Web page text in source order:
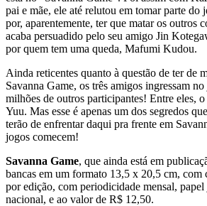
pai e mãe, ele até relutou em tomar parte do
por, aparentemente, ter que matar os outros
acaba persuadido pelo seu amigo Jin
por quem tem uma queda, Mafumi Kudou.
Ainda reticentes quanto à questão de ter de
Savanna Game, os três amigos ingressam
milhões de outros participantes! Entre eles,
Yuu. Mas esse é apenas um dos segredos
terão de enfrentar daqui pra frente em
jogos comecem!
Savanna Game, que ainda está em
bancas em um formato 13,5 x 20,5 cm, com
por edição, com periodicidade mensal,
nacional, e ao valor de R$ 12,50.